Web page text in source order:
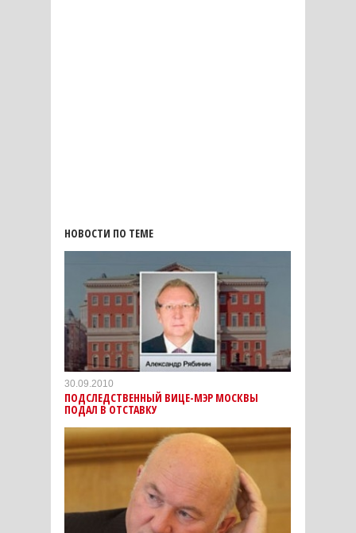
НОВОСТИ ПО ТЕМЕ
30.09.2010
ПОДСЛЕДСТВЕННЫЙ ВИЦЕ-МЭР МОСКВЫ
ПОДАЛ В ОТСТАВКУ